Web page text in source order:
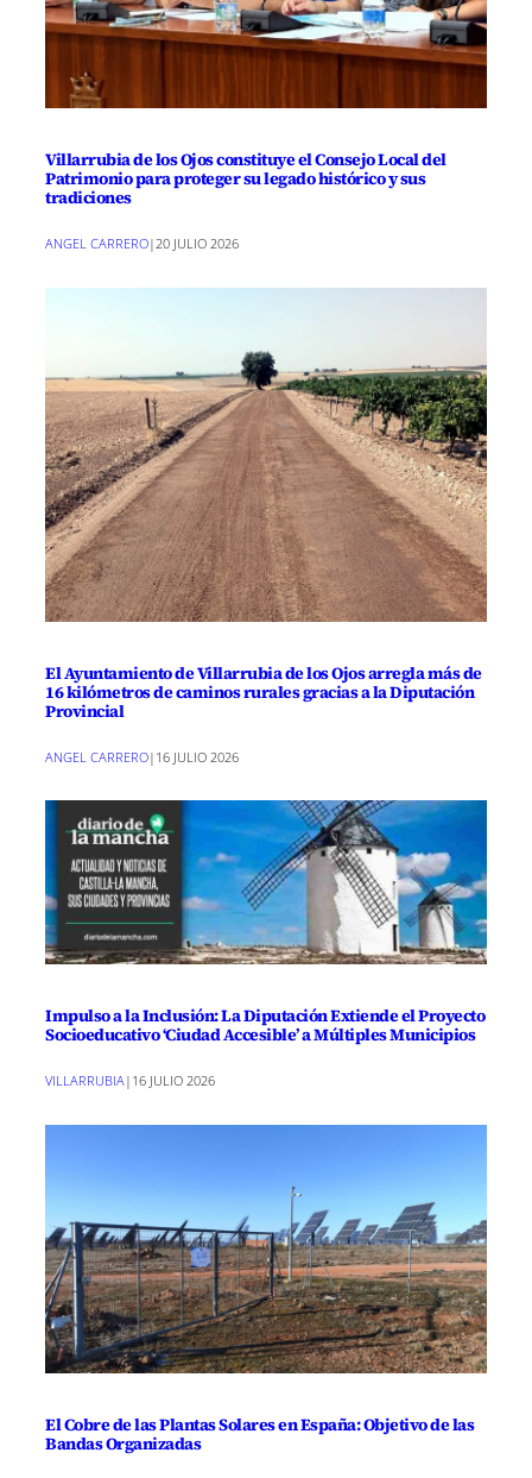
Villarrubia de los Ojos constituye el Consejo Local del
Patrimonio para proteger su legado histórico y sus
tradiciones
ANGEL CARRERO|20 JULIO 2026
El Ayuntamiento de Villarrubia de los Ojos arregla más de
16 kilómetros de caminos rurales gracias a la Diputación
Provincial
ANGEL CARRERO| 16 JULIO 2026
Impulso a la Inclusión: La Diputación Extiende el Proyecto
Socioeducativo ‘Ciudad Accesible’ a Múltiples Municipios
VILLARRUBIA | 16 JULIO 2026
El Cobre de las Plantas Solares en España: Objetivo de las
Bandas Organizadas